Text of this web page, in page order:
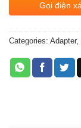
Gọi điện
Categories: Adapter,